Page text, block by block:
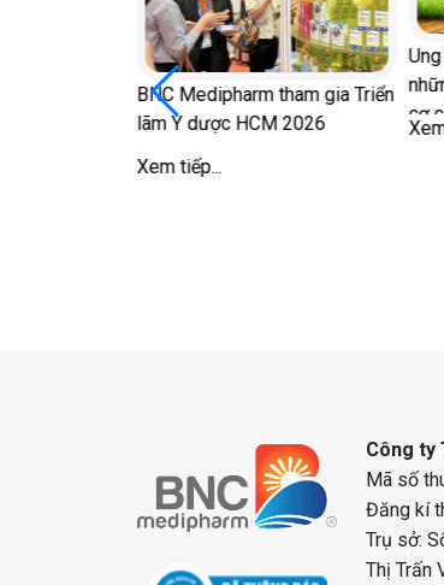
BNC Medipharm tham gia Triển
lãm Y dược HCM 2026
Xem tiếp...
cơ
Công ty
Mã số
Đăng kí
Trụ sở:
Thị Trấn